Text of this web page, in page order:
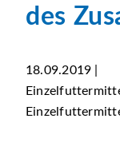
des
18.09.2019 |